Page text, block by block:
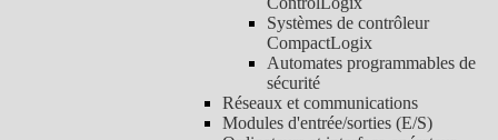
Systèmes de contrôleur
CompactLogix
Automates programmables de
sécurité
Réseaux et communications
Modules d'entrée/sorties (E/S)